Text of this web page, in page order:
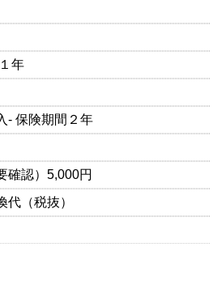
年
- 保険期間２年
確認）5,000円
代（税抜）